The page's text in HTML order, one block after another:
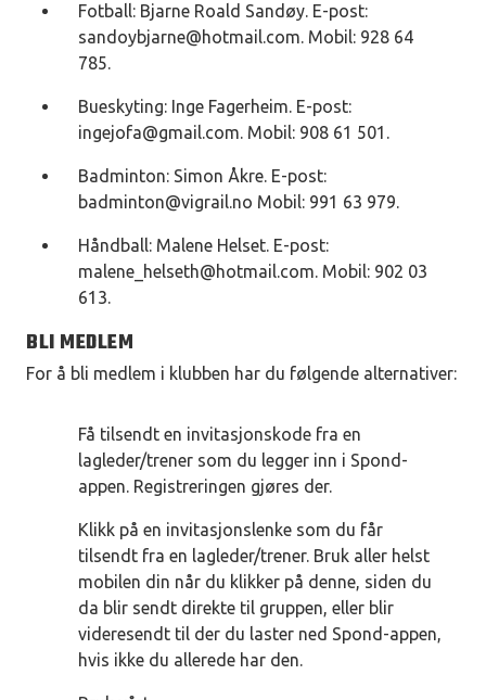
Fotball: Bjarne Roald Sandøy. E-post:
sandoybjarne@hotmail.com. Mobil: 928 64
785.
Bueskyting: Inge Fagerheim. E-post:
ingejofa@gmail.com. Mobil: 908 61 501.
Badminton: Simon Åkre. E-post:
badminton@vigrail.no Mobil: 991 63 979.
Håndball: Malene Helset. E-post:
malene_helseth@hotmail.com. Mobil: 902 03
613.
BLI MEDLEM
For å bli medlem i klubben har du følgende alternativer:
Få tilsendt en invitasjonskode fra en
lagleder/trener som du legger inn i Spond-
appen. Registreringen gjøres der.
Klikk på en invitasjonslenke som du får
tilsendt fra en lagleder/trener. Bruk aller helst
mobilen din når du klikker på denne, siden du
da blir sendt direkte til gruppen, eller blir
videresendt til der du laster ned Spond-appen,
hvis ikke du allerede har den.